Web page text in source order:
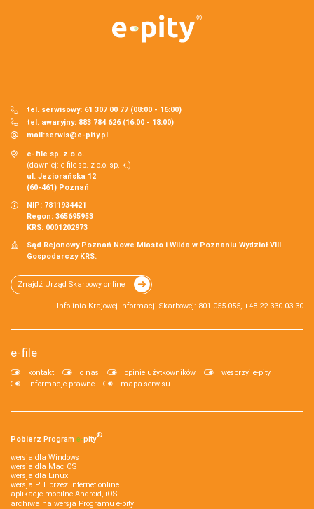
tel. serwisowy: 61 307 00 77 (08:00 - 16:00)
tel. awaryjny: 883 784 626 (16:00 - 18:00)
mail:serwis@e-pity.pl
e-file sp. z o.o.
(dawniej: e-file sp. z o.o. sp. k.)
ul. Jeziorańska 12
(60-461) Poznań
NIP: 7811934421
Regon: 365695953
KRS: 0001202973
Sąd Rejonowy Poznań Nowe Miasto i Wilda w Poznaniu Wydział VIII
Gospodarczy KRS.
Znajdź Urząd Skarbowy online
Infolinia Krajowej Informacji Skarbowej: 801 055 055, +48 22 330 03 30
e-file
kontakt o nas opinie użytkowników
wesprzyj e-pity
informacje prawne
mapa serwisu
Pobierz Program e‑pity®
wersja dla Windows
wersja dla Mac OS
wersja dla Linux
wersja PIT przez internet online
aplikacje mobilne Android, iOS
archiwalna wersja Programu e-pity